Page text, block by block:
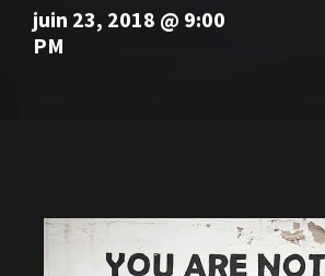
juin 23, 2018 @ 9:00
PM